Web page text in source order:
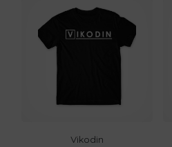
Vikodin